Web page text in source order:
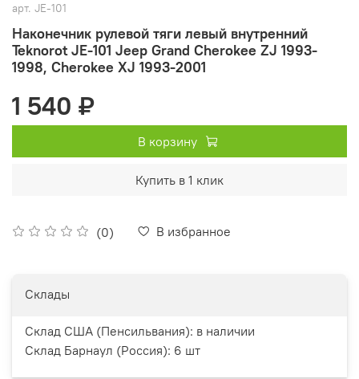
арт. JE-101
Наконечник рулевой тяги левый внутренний
Teknorot JE-101 Jeep Grand Cherokee ZJ 1993-
1998, Cherokee XJ 1993-2001
(0) В избранное
1 540 ₽
В корзину
Купить в 1 клик
Склады
Склад США (Пенсильвания): в наличии
Склад Барнаул (Россия): 6 шт